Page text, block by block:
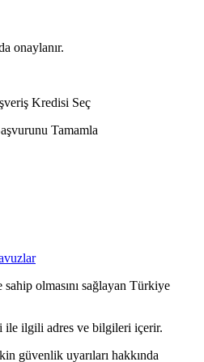
onaylanır.
Kredisi Seç
Tamamla
olmasını sağlayan Türkiye
ilgili adres ve bilgileri içerir.
güvenlik uyarıları hakkında